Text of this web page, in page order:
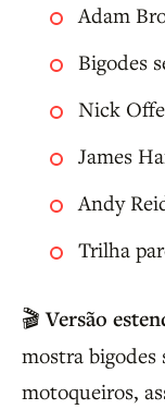
Adam
Bigodes
Nick
James
Andy
Trilha
🎬Versão
mostra bigodes
motoqueiros,